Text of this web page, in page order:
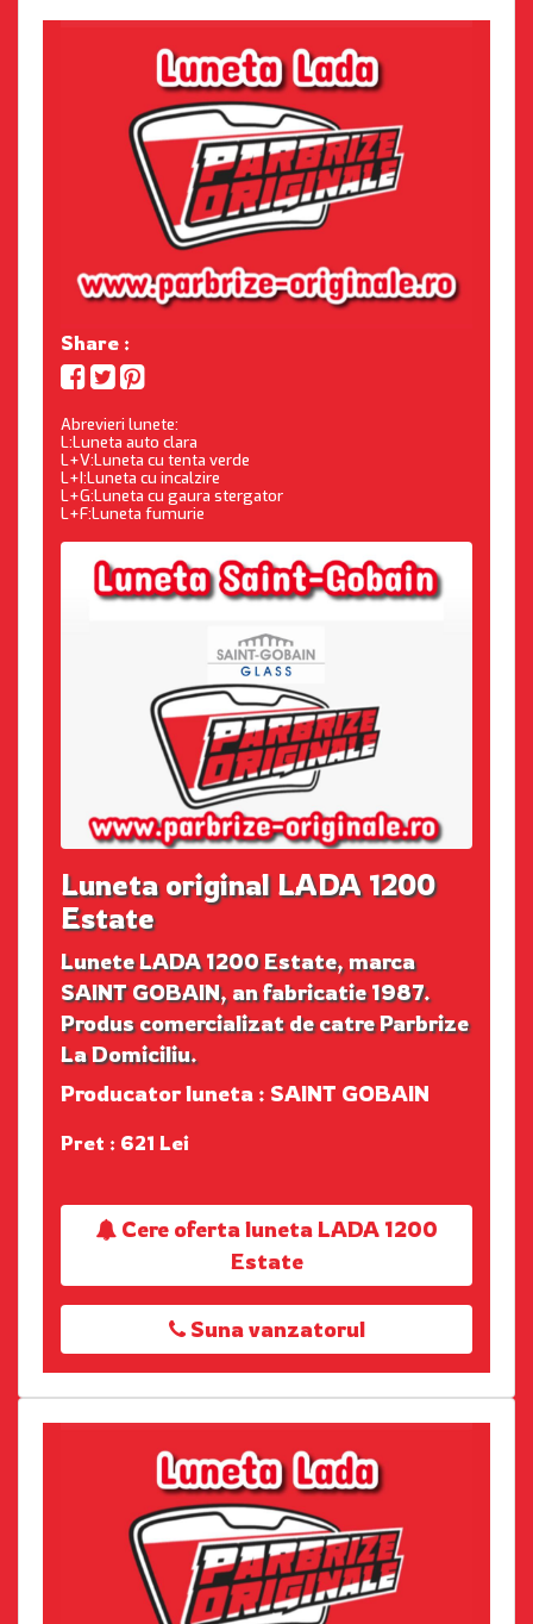
Share :
Abrevieri lunete:
L:Luneta auto clara
L+V:Luneta cu tenta verde
L+I:Luneta cu incalzire
L+G:Luneta cu gaura stergator
L+F:Luneta fumurie
Luneta original LADA 1200
Estate
Lunete LADA 1200 Estate, marca
SAINT GOBAIN, an fabricatie 1987.
Produs comercializat de catre Parbrize
La Domiciliu.
Producator luneta : SAINT GOBAIN
Pret : 621 Lei
Cere oferta luneta LADA 1200
Estate
Suna vanzatorul